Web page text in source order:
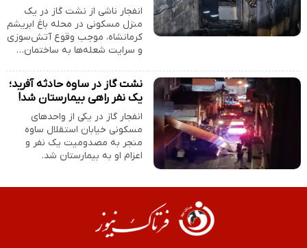
انفجار ناشی از نشت گاز در یک
منزل مسکونی در محله باغ ابریشم
کرمانشاه، موجب وقوع آتش‌سوزی
و سرایت شعله‌ها به ساختمان…
نشت گاز در ساوه حادثه آفرید؛
یک نفر راهی بیمارستان شد!
انفجار گاز در یکی از واحدهای
مسکونی خیابان استقلال ساوه
منجر به مصدومیت یک نفر و
اعزام او به بیمارستان شد.